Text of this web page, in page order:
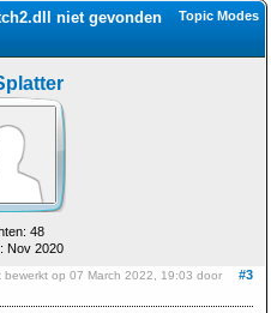
Topic Modes
niet gevonden
48
Nov 2020
#3
bewerkt op 07 March 2022, 19:03 door